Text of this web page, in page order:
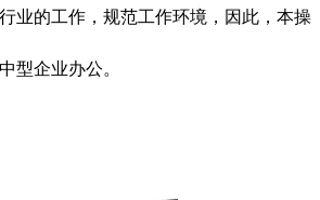
业的工作，规范工作环境，因此，本操
型企业办公。